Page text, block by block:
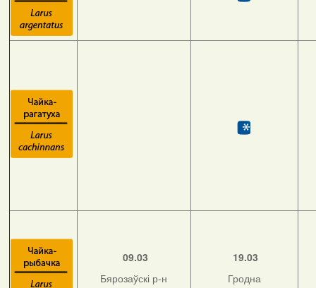
09.03
Бярозаўскі р-н
19.03
Гродна